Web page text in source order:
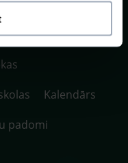
Kalendārs
padomi